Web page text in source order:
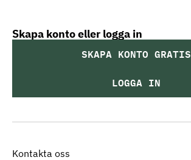
Kontakta oss
Skapa konto eller logga in
SKAPA KONTO GRATIS
LOGGA IN